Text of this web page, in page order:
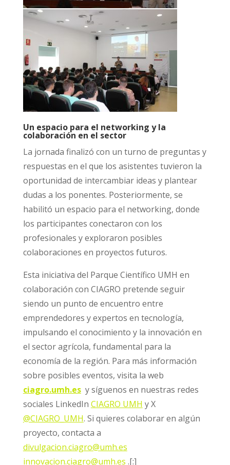
Un espacio para el networking y la
colaboración en el sector
La jornada finalizó con un turno de preguntas y
respuestas en el que los asistentes tuvieron la
oportunidad de intercambiar ideas y plantear
dudas a los ponentes. Posteriormente, se
habilitó un espacio para el networking, donde
los participantes conectaron con los
profesionales y exploraron posibles
colaboraciones en proyectos futuros.
Esta iniciativa del Parque Científico UMH en
colaboración con CIAGRO pretende seguir
siendo un punto de encuentro entre
emprendedores y expertos en tecnología,
impulsando el conocimiento y la innovación en
el sector agrícola, fundamental para la
economía de la región. Para más información
sobre posibles eventos, visita la web
ciagro.umh.esy síguenos en nuestras redes
sociales LinkedIn CIAGRO UMH y X
@CIAGRO_UMH. Si quieres colaborar en algún
proyecto, contacta a
divulgacion.ciagro@umh.es
innovacion.ciagro@umh.es .[:]